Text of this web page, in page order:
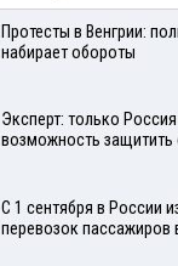
Протесты в Венгрии:
набирает обороты
Эксперт: только
возможность защитить
С 1 сентября в России
перевозок пассажиров